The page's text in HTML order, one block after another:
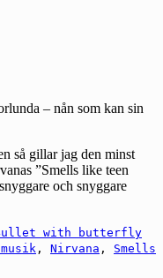
– nån som kan sin
så gillar jag den minst
”Smells like teen
och snyggare
with butterfly
, Nirvana , Smells